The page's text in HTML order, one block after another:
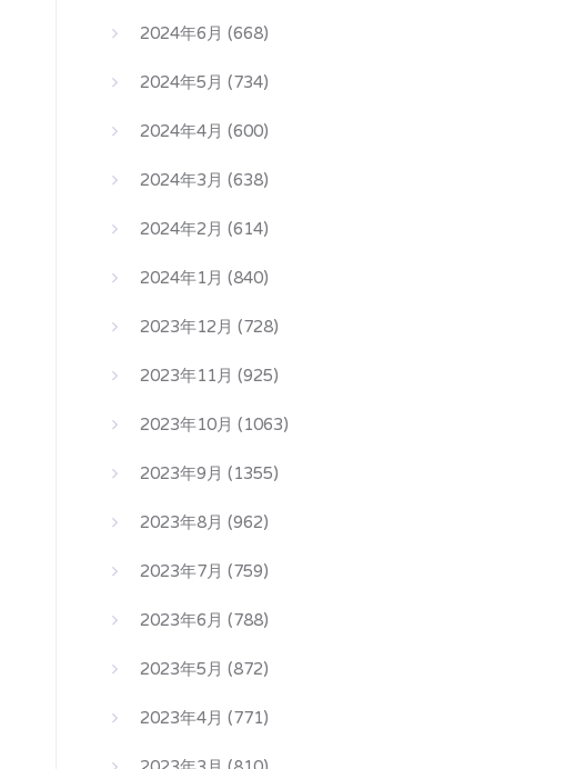
2024年6月 (668)
2024年5月 (734)
2024年4月 (600)
2024年3月 (638)
2024年2月 (614)
2024年1月 (840)
2023年12月 (728)
2023年11月 (925)
2023年10月 (1063)
2023年9月 (1355)
2023年8月 (962)
2023年7月 (759)
2023年6月 (788)
2023年5月 (872)
2023年4月 (771)